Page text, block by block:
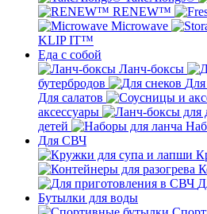
RENEW™
Microwave
KLIP IT™
Еда с собой
Ланч-боксы
бутербродов
Для
Для салатов
аксессуары
детей
Для СВЧ
Бутылки для воды